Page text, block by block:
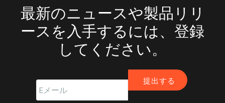
最新のニュースや製品リリ
ースを入手するには、登録
してください。